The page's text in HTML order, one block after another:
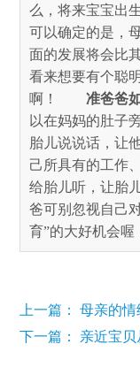
么，将来宝宝出
可以确定的是，
面的发展将会比
看来想要有个聪
啊！
准爸爸
以在妈妈的肚子
胎儿说说话，让
己所具有的工作
给胎儿听，让胎
爸可别忽视自己
育”的大好机会喔
上一篇： 母亲的
下一篇： 亲近宝